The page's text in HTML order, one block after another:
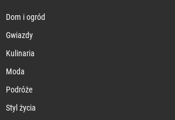
Dom i ogród
Gwiazdy
Kulinaria
Moda
Podróże
Styl życia